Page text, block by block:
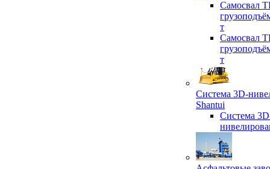
Самосвал
т
Самосвал
т
Система 3D-
Shantui
Система